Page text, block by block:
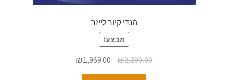
הנדי קיור לייזר
מבצע!
₪2,200.00
₪1,969.00